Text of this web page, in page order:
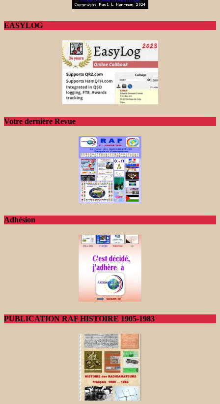
EASYLOG
Votre dernière Revue
Adhésion
PUBLICATION RAF HISTOIRE 1905-1983